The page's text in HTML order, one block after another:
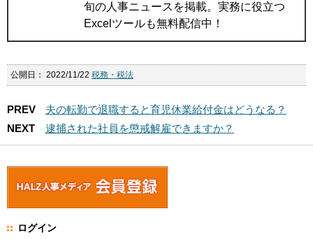
旬の人事ニュースを掲載。実務に役立つ
Excelツールも無料配信中！
公開日： 2022/11/22 税務・税法
PREV
夫の転勤で退職すると育児休業給付金はどうなる？
NEXT
逮捕された社員を懲戒解雇できますか？
ログイン